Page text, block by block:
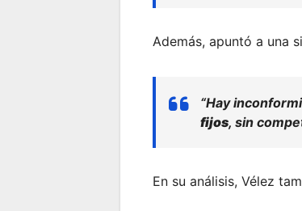
Además, apuntó a una
“Hay
fijos, sin
En su análisis, Vélez